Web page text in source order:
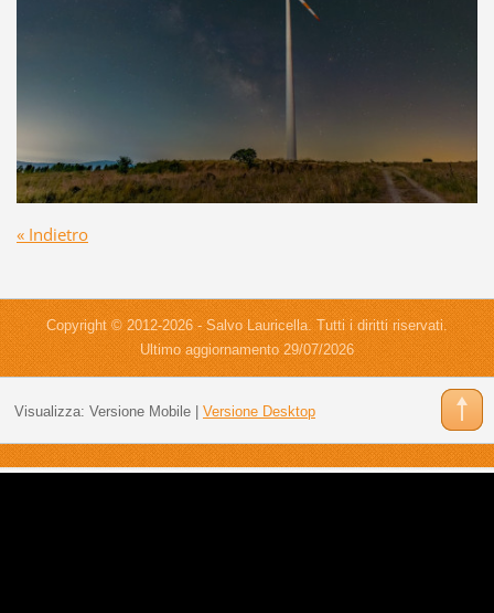
« Indietro
Copyright © 2012-2026 - Salvo Lauricella. Tutti i diritti riservati.
Ultimo aggiornamento 29/07/2026
Visualizza: Versione Mobile| Versione Desktop